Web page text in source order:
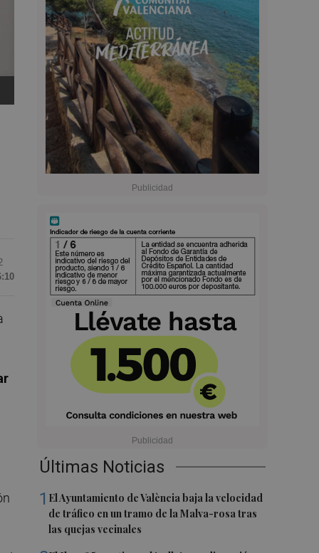
Últimas Noticias
1 El Ayuntamiento de València baja la velocidad
de tráfico en un tramo de la Malva-rosa tras
las quejas vecinales